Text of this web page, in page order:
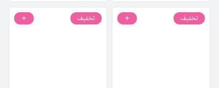
تخفیف تخفیف